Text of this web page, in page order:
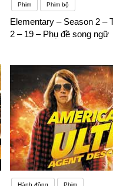
Phim Phim bộ
Elementary – Season 2 –
2 – 19 – Phụ đề song ngữ
Hành động Phim